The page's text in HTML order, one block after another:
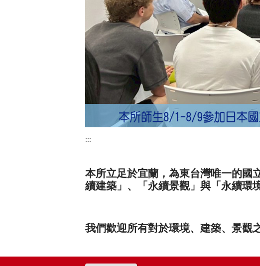
:::
本所立足於宜蘭，為東台灣唯一的國
續建築」、「永續景觀」與「永續環
我們歡迎所有對於環境、建築、景觀